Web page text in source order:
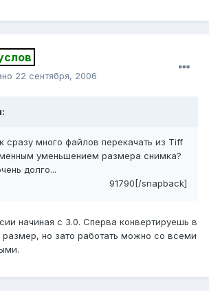
22 сентября, 2006
сразу много файлов перекачать из Tiff
уменьшением размера снимка?
долго...
91790[/snapback]
начиная с 3.0. Сперва конвертируешь в
но зато работать можно со всеми